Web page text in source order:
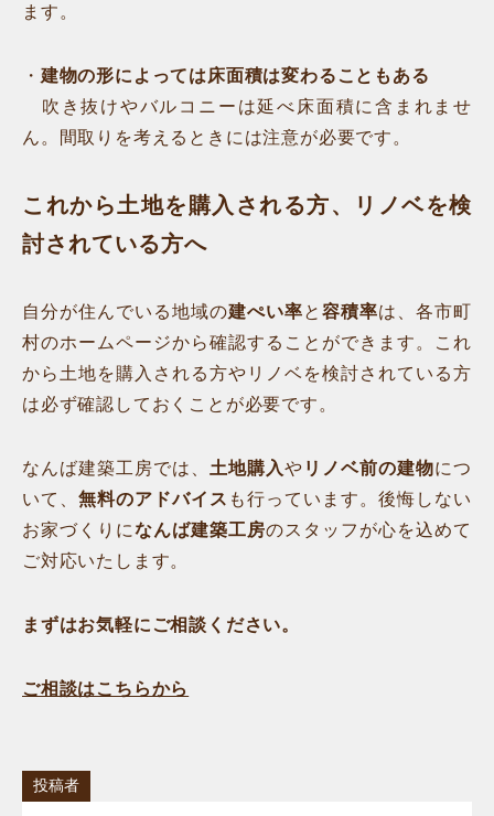
ます。
・ 建物の形によっては床面積は変わることもある
吹き抜けやバルコニーは延べ床面積に含まれませ
ん。間取りを考えるときには注意が必要です。
これから土地を購入される方、リノベを検
討されている方へ
自分が住んでいる地域の建ぺい率と容積率は、各市町
村のホームページから確認することができます。これ
から土地を購入される方やリノベを検討されている方
は必ず確認しておくことが必要です。
なんば建築工房では、 土地購入や リノベ前の建物につ
いて、無料のアドバイス も行っています。後悔しない
お家づくりになんば建築工房のスタッフが心を込めて
ご対応いたします。
まずはお気軽にご相談ください。
ご相談はこちらから
投稿者